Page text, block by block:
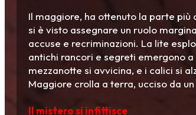
Il maggiore, ha ottenuto la parte
si è visto assegnare un ruolo
accuse e recriminazioni. La lite
antichi rancori e segreti emergono
mezzanotte si avvicina, e i calici si
Maggiore crolla a terra, ucciso da
Il mistero si infittisce